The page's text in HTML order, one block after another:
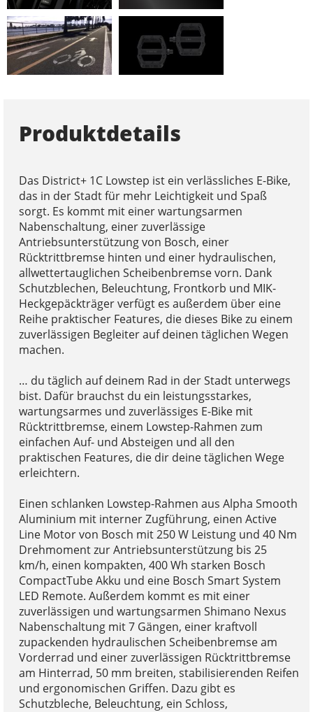
Produktdetails
Das District+ 1C Lowstep ist ein verlässliches E-Bike,
das in der Stadt für mehr Leichtigkeit und Spaß
sorgt. Es kommt mit einer wartungsarmen
Nabenschaltung, einer zuverlässige
Antriebsunterstützung von Bosch, einer
Rücktrittbremse hinten und einer hydraulischen,
allwettertauglichen Scheibenbremse vorn. Dank
Schutzblechen, Beleuchtung, Frontkorb und MIK-
Heckgepäckträger verfügt es außerdem über eine
Reihe praktischer Features, die dieses Bike zu einem
zuverlässigen Begleiter auf deinen täglichen Wegen
machen.
… du täglich auf deinem Rad in der Stadt unterwegs
bist. Dafür brauchst du ein leistungsstarkes,
wartungsarmes und zuverlässiges E-Bike mit
Rücktrittbremse, einem Lowstep-Rahmen zum
einfachen Auf- und Absteigen und all den
praktischen Features, die dir deine täglichen Wege
erleichtern.
Einen schlanken Lowstep-Rahmen aus Alpha Smooth
Aluminium mit interner Zugführung, einen Active
Line Motor von Bosch mit 250 W Leistung und 40 Nm
Drehmoment zur Antriebsunterstützung bis 25
km/h, einen kompakten, 400 Wh starken Bosch
CompactTube Akku und eine Bosch Smart System
LED Remote. Außerdem kommt es mit einer
zuverlässigen und wartungsarmen Shimano Nexus
Nabenschaltung mit 7 Gängen, einer kraftvoll
zupackenden hydraulischen Scheibenbremse am
Vorderrad und einer zuverlässigen Rücktrittbremse
am Hinterrad, 50 mm breiten, stabilisierenden Reifen
und ergonomischen Griffen. Dazu gibt es
Schutzbleche, Beleuchtung, ein Schloss,